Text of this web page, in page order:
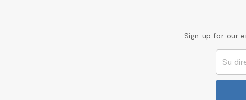
Sign up for our